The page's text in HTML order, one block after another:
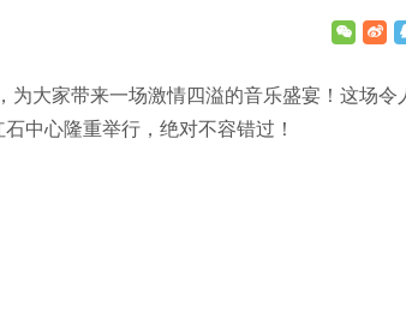
为大家带来一场激情四溢的音乐盛宴！这场令
石中心隆重举行，绝对不容错过！